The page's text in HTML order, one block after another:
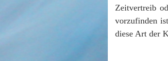
Zeitvertreib
vorzufinden
diese Art der